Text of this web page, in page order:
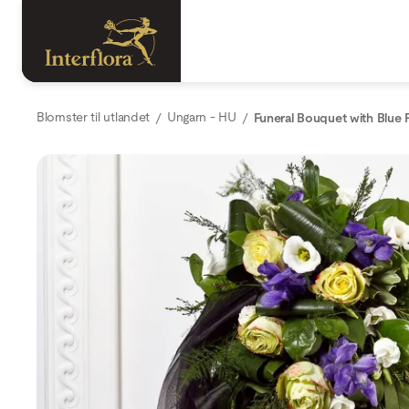
Blomster til utlandet Ungarn - HU Funeral Bouquet with Blue